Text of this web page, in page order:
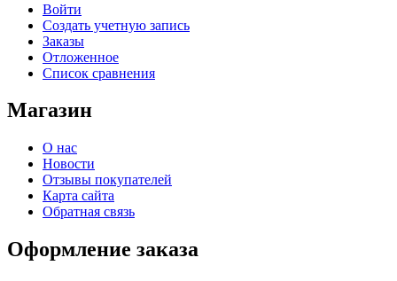
Войти
Создать учетную запись
Заказы
Отложенное
Список сравнения
Магазин
О нас
Новости
Отзывы покупателей
Карта сайта
Обратная связь
Оформление заказа